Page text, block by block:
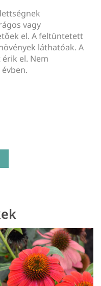
vagy
el. A feltüntetett
láthatóak. A
el. Nem